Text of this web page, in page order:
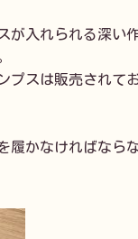
が入れられる深い
プスは販売されて
履かなければなら